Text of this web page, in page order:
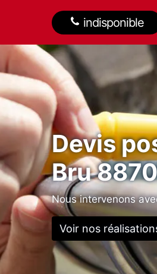
indisponible
Devis
Bru
Nous intervenons
Voir nos